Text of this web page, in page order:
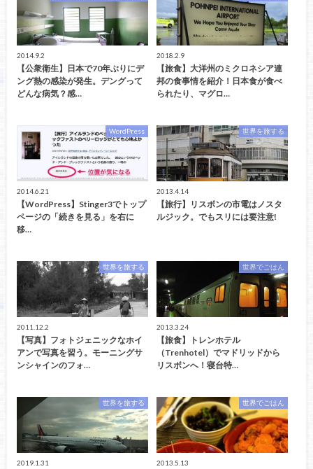
2014.9.2
【公衆衛生】日本で70年ぶりにデ
ング熱の感染が発生。デングって
どんな病気？感…
2018.2.9
【旅食】大洋州のミクロネシア連
邦の食事情を紹介！日本食が食べ
られたり、マグロ…
WordPress
2014.6.21
【WordPress】Stinger3でトップ
ページの「続きを見る」を右に
移…
世界を旅する
2013.4.14
【旅行】リスボンの市電はノスタ
ルジック。でもスリには要注意!
世界を旅する
2011.12.2
【写真】フォトジェニックなホイ
アンで写真を習う。モーニングサ
ンシャインのフォ…
世界でごはん
2013.3.24
【旅食】トレンホテル
（Trenhotel）でマドリッドから
リスボンへ！寝台特…
世界を旅する
2019.1.31
世界でごはん
2013.5.13